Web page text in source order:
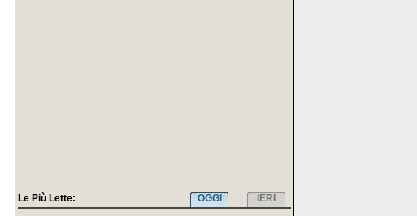
Le Più Lette: IERI
OGGI